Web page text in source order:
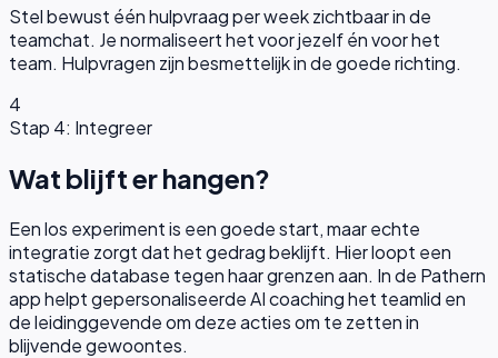
Stel bewust één hulpvraag per week zichtbaar in de
teamchat. Je normaliseert het voor jezelf én voor het
team. Hulpvragen zijn besmettelijk in de goede richting.
4
Stap 4: Integreer
Wat blijft er hangen?
Een los experiment is een goede start, maar echte
integratie zorgt dat het gedrag beklijft. Hier loopt een
statische database tegen haar grenzen aan. In de Pathern
app helpt gepersonaliseerde AI coaching het teamlid en
de leidinggevende om deze acties om te zetten in
blijvende gewoontes.